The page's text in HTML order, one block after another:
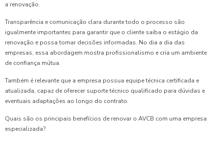
a renovação.
Transparência e comunicação clara durante todo o processo são
igualmente importantes para garantir que o cliente saiba o estágio da
renovação e possa tomar decisões informadas. No dia a dia das
empresas, essa abordagem mostra profissionalismo e cria um ambiente
de confiança mútua.
Também é relevante que a empresa possua equipe técnica certificada e
atualizada, capaz de oferecer suporte técnico qualificado para dúvidas e
eventuais adaptações ao longo do contrato.
Quais são os principais benefícios de renovar o AVCB com uma empresa
especializada?